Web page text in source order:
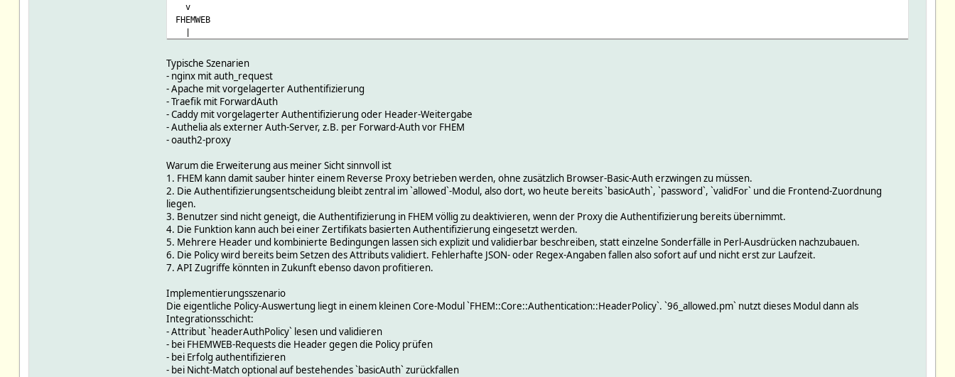
v
FHEMWEB
|
allowed
|
|-- prüft noCheckFor
|-- prüft headerAuthPolicy
|-- optional Fallback auf basicAuth
|
v
Zugriff erlaubt / verweigert
Typische Szenarien
- nginx mit auth_request
- Apache mit vorgelagerter Authentifizierung
- Traefik mit ForwardAuth
- Caddy mit vorgelagerter Authentifizierung oder Header-Weitergabe
- Authelia als externer Auth-Server, z.B. per Forward-Auth vor FHEM
- oauth2-proxy
Warum die Erweiterung aus meiner Sicht sinnvoll ist
1. FHEM kann damit sauber hinter einem Reverse Proxy betrieben werden, ohne zusätzlich Browser-Basic-Auth erzwingen zu müssen.
2. Die Authentifizierungsentscheidung bleibt zentral im `allowed`-Modul, also dort, wo heute bereits `basicAuth`, `password`, `validFor` und die Frontend-Zuordnung
liegen.
3. Benutzer sind nicht geneigt, die Authentifizierung in FHEM völlig zu deaktivieren, wenn der Proxy die Authentifizierung bereits übernimmt.
4. Die Funktion kann auch bei einer Zertifikats basierten Authentifizierung eingesetzt werden.
5. Mehrere Header und kombinierte Bedingungen lassen sich explizit und validierbar beschreiben, statt einzelne Sonderfälle in Perl-Ausdrücken nachzubauen.
6. Die Policy wird bereits beim Setzen des Attributs validiert. Fehlerhafte JSON- oder Regex-Angaben fallen also sofort auf und nicht erst zur Laufzeit.
7. API Zugriffe könnten in Zukunft ebenso davon profitieren.
Implementierungsszenario
Die eigentliche Policy-Auswertung liegt in einem kleinen Core-Modul `FHEM::Core::Authentication::HeaderPolicy`. `96_allowed.pm` nutzt dieses Modul dann als
Integrationsschicht:
- Attribut `headerAuthPolicy` lesen und validieren
- bei FHEMWEB-Requests die Header gegen die Policy prüfen
- bei Erfolg authentifizieren
- bei Nicht-Match optional auf bestehendes `basicAuth` zurückfallen